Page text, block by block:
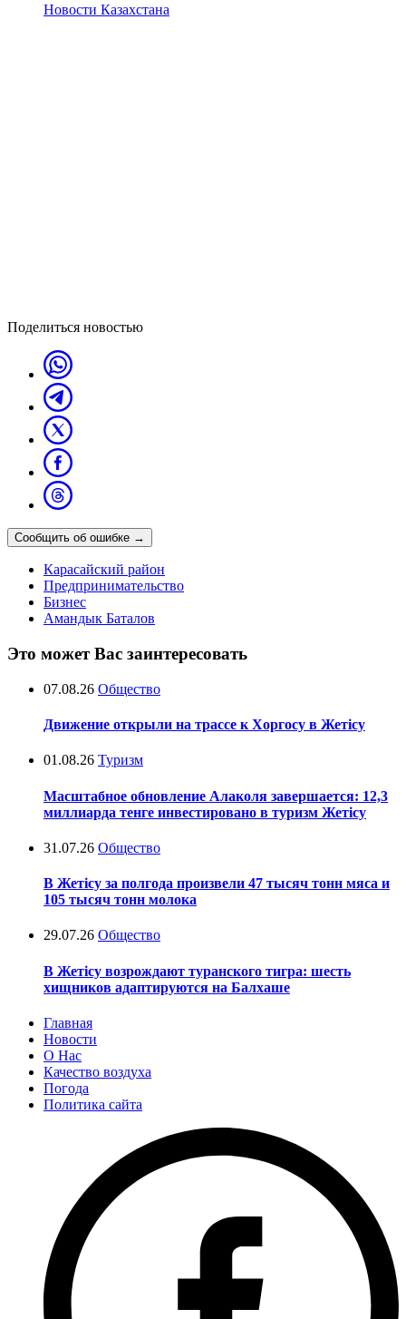
Новости Казахстана
Поделиться новостью
Сообщить об ошибке →
Карасайский район
Предпринимательство
Бизнес
Амандык Баталов
Это может Вас заинтересовать
07.08.26 Общество
Движение открыли на трассе к Хоргосу в Жетісу
01.08.26 Туризм
Масштабное обновление Алаколя завершается: 12,3
миллиарда тенге инвестировано в туризм Жетісу
31.07.26 Общество
В Жетісу за полгода произвели 47 тысяч тонн мяса и
105 тысяч тонн молока
29.07.26 Общество
В Жетісу возрождают туранского тигра: шесть
хищников адаптируются на Балхаше
Главная
Новости
О Нас
Качество воздуха
Погода
Политика сайта